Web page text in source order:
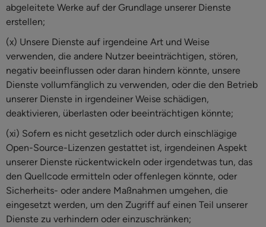
abgeleitete Werke auf der Grundlage unserer Dienste
erstellen;
(x) Unsere Dienste auf irgendeine Art und Weise
verwenden, die andere Nutzer beeinträchtigen, stören,
negativ beeinflussen oder daran hindern könnte, unsere
Dienste vollumfänglich zu verwenden, oder die den Betrieb
unserer Dienste in irgendeiner Weise schädigen,
deaktivieren, überlasten oder beeinträchtigen könnte;
(xi) Sofern es nicht gesetzlich oder durch einschlägige
Open-Source-Lizenzen gestattet ist, irgendeinen Aspekt
unserer Dienste rückentwickeln oder irgendetwas tun, das
den Quellcode ermitteln oder offenlegen könnte, oder
Sicherheits- oder andere Maßnahmen umgehen, die
eingesetzt werden, um den Zugriff auf einen Teil unserer
Dienste zu verhindern oder einzuschränken;